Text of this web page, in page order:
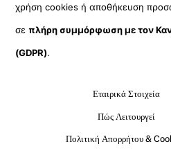
χρήση cookies ή αποθήκευση
σεπλήρη συμμόρφωση με τον
(GDPR).
Εταιρικά Στοιχεία
Πώς Λειτουργεί
Πολιτική Απορρήτου &